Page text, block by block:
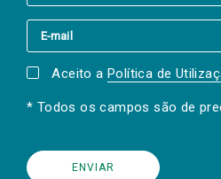
Aceito a Política de
* Todos os campos são de